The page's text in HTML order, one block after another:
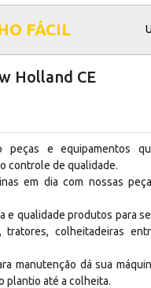
FÁCIL
Holland CE
peças e equipamentos
controle de qualidade.
em dia com nossas
e qualidade produtos para
tratores, colheitadeiras
manutenção dá sua
plantio até a colheita.